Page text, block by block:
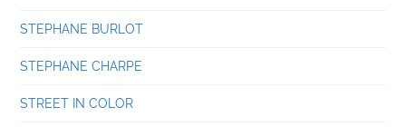
STEPHANE BURLOT
STEPHANE CHARPE
STREET IN COLOR